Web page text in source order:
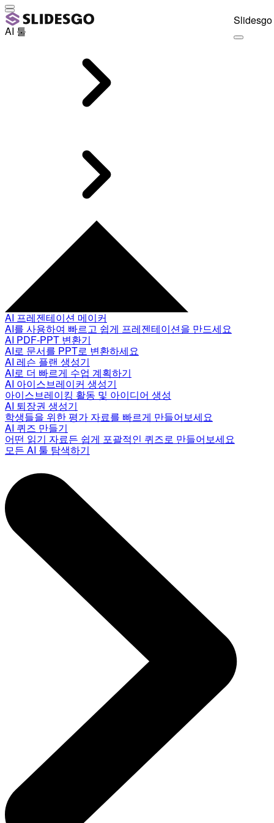
AI 툴
AI 프레젠테이션 메이커
AI를 사용하여 빠르고 쉽게 프레젠테이션을 만드세요
AI PDF-PPT 변환기
AI로 문서를 PPT로 변환하세요
AI 레슨 플랜 생성기
AI로 더 빠르게 수업 계획하기
AI 아이스브레이커 생성기
아이스브레이킹 활동 및 아이디어 생성
AI 퇴장권 생성기
학생들을 위한 평가 자료를 빠르게 만들어보세요
AI 퀴즈 만들기
어떤 읽기 자료든 쉽게 포괄적인 퀴즈로 만들어보세요
모든 AI 툴 탐색하기